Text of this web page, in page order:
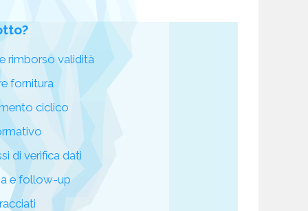
rimborso validità
fornitura
ciclico
di verifica dati
e follow-up